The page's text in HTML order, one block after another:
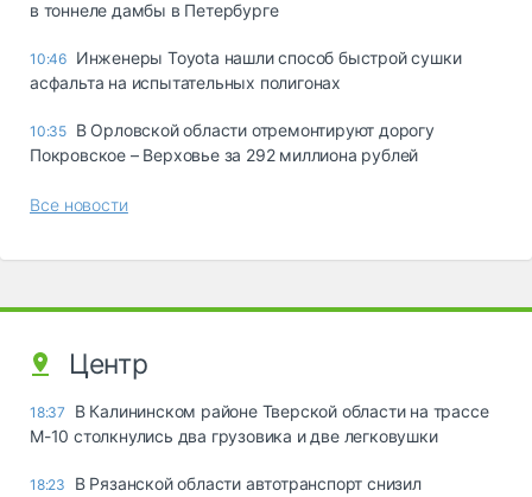
в тоннеле дамбы в Петербурге
10:46 Инженеры Toyota нашли способ быстрой сушки
асфальта на испытательных полигонах
10:35 В Орловской области отремонтируют дорогу
Покровское – Верховье за 292 миллиона рублей
Все новости
Центр
18:37
В Калининском районе Тверской области на трассе
М-10 столкнулись два грузовика и две легковушки
18:23
В Рязанской области автотранспорт снизил